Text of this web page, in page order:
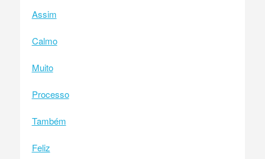
Assim
Calmo
Muito
Processo
Também
Feliz